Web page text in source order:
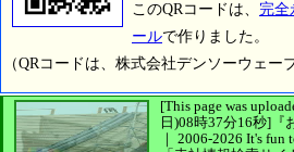
このQRコードは、 完全
ールで作りました。
（QRコードは、株式会社デンソーウェー
[This page was
日)08時37分16秒]
｜ 2006-2026 It's fun